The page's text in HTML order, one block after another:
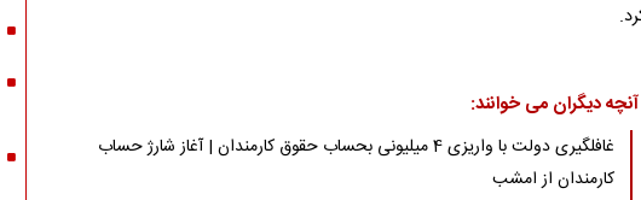
آنچه دیگران می خوانند:
غافلگیری دولت با واریزی 4 میلیونی بحساب حقوق کارمندان | آغاز شارژ حساب
کارمندان از امشب